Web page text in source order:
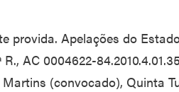
provida. Apelações do
AC 0004622-
(convocado), Quinta